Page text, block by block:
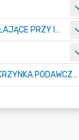
INNE ORGANY DZIAŁAJĄCE PRZY IZBIE
ELEKTRONICZNA SKRZYNKA PODAWCZA E-PUAP